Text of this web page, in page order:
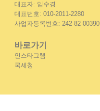
대표자: 임수경
대표번호: 010-2011-2280
사업자등록번호: 242-82-00390
바로가기
인스타그램
국세청